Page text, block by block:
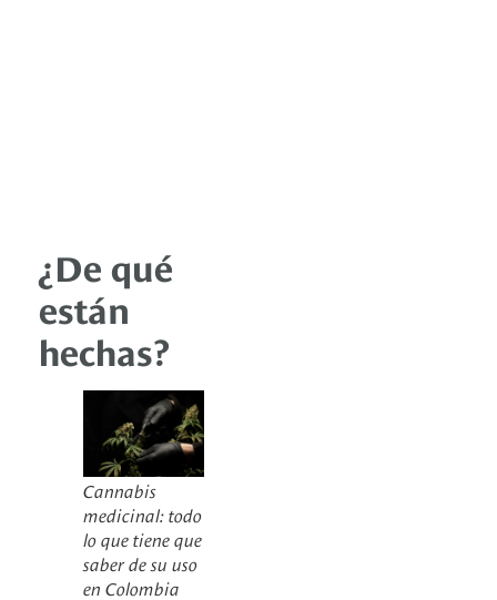
¿De qué
están
hechas?
Cannabis
medicinal: todo
lo que tiene que
saber de su uso
en Colombia